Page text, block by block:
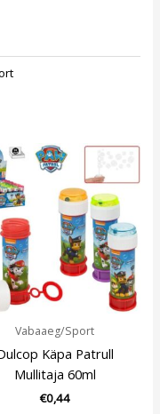
Vabaaeg/Sport
Käpa Patrull
Mullitaja 60ml
€0,44